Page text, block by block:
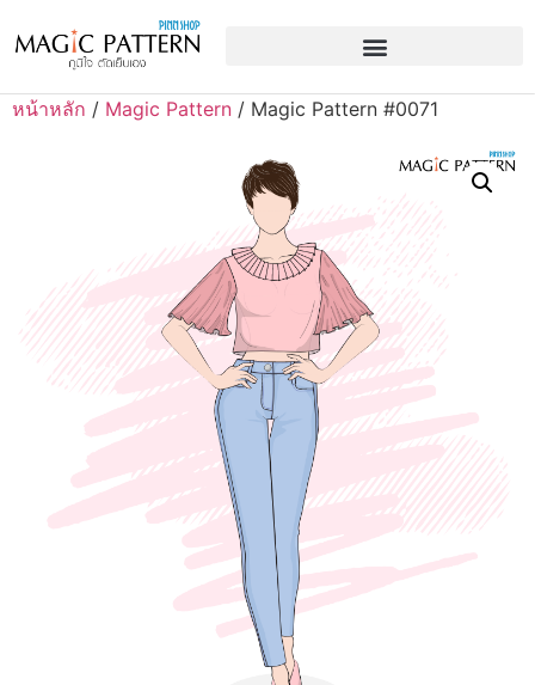
หน้าหลัก / Magic Pattern / Magic Pattern #0071